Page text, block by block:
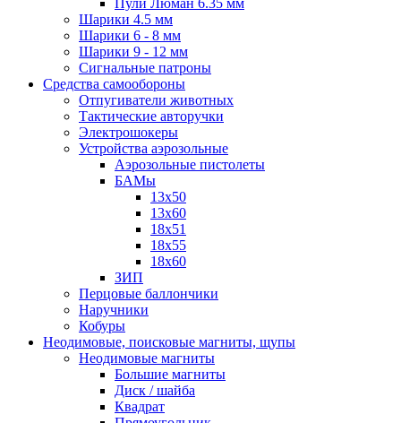
Шарики 4.5 мм
Шарики 6 - 8 мм
Шарики 9 - 12 мм
Сигнальные патроны
Средства самообороны
Отпугиватели животных
Тактические авторучки
Электрошокеры
Устройства аэрозольные
Аэрозольные пистолеты
БАМы
13х50
13х60
18х51
18х55
18х60
ЗИП
Перцовые баллончики
Наручники
Кобуры
Неодимовые, поисковые магниты, щупы
Неодимовые магниты
Большие магниты
Диск / шайба
Квадрат